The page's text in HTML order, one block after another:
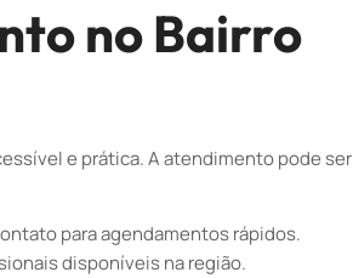
no Bairro
e prática. A atendimento pode ser
para agendamentos rápidos.
disponíveis na região.